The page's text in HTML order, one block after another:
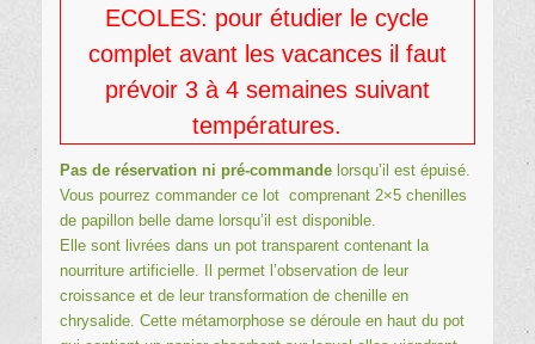
ECOLES: pour étudier le cycle
complet avant les vacances il faut
prévoir 3 à 4 semaines suivant
températures.
Pas de réservation ni pré-commandelorsqu’il est épuisé.
Vous pourrez commander ce lot comprenant 2×5 chenilles
de papillon belle dame lorsqu’il est disponible.
Elle sont livrées dans un pot transparent contenant la
nourriture artificielle. Il permet l’observation de leur
croissance et de leur transformation de chenille en
chrysalide. Cette métamorphose se déroule en haut du pot